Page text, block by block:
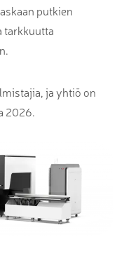
putkien
tarkkuutta
ja yhtiö on
2026.